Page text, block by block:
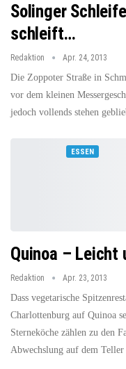
Solinger
schleift…
Redaktion Apr. 24, 2013
Die Zoppoter Straße in
vor dem kleinen
jedoch vollends stehen
ESSEN
Quinoa – Leicht
Redaktion Apr. 23, 2013
Dass vegetarische
Charlottenburg auf Quinoa
Sterneköche zählen zu den
Abwechslung auf dem